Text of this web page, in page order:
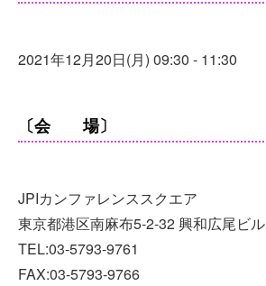
2021年12月20日(月) 09:30 - 11:30
〔会 場〕
JPIカンファレンススクエア
東京都港区南麻布5-2-32 興和広尾ビル
TEL:03-5793-9761
FAX:03-5793-9766